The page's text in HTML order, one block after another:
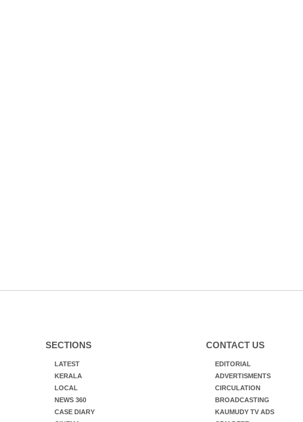
SECTIONS
LATEST
KERALA
LOCAL
NEWS 360
CASE DIARY
CONTACT US
EDITORIAL
ADVERTISMENTS
CIRCULATION
BROADCASTING
KAUMUDY TV ADS